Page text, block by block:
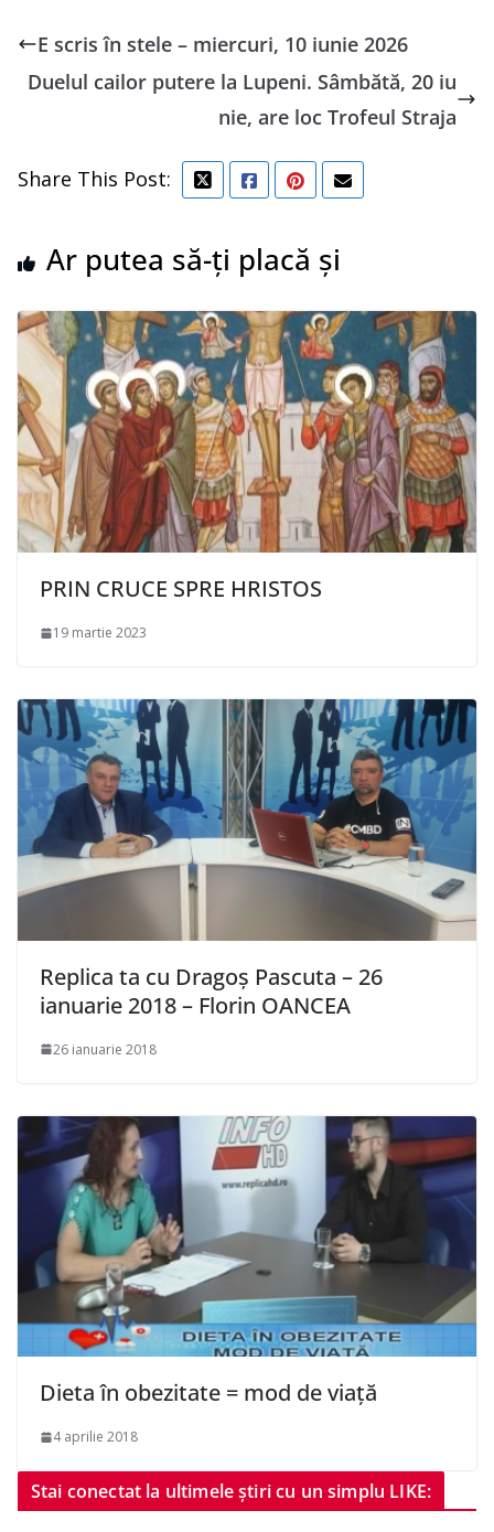
E scris în stele – miercuri, 10 iunie 2026
Duelul cailor putere la Lupeni. Sâmbătă, 20 iu
nie, are loc Trofeul Straja
Share This Post:
Ar putea să-ți placă și
PRIN CRUCE SPRE HRISTOS
19 martie 2023
Replica ta cu Dragoș Pascuta – 26
ianuarie 2018 – Florin OANCEA
26 ianuarie 2018
Dieta în obezitate = mod de viață
4 aprilie 2018
Stai conectat la ultimele știri cu un simplu LIKE: